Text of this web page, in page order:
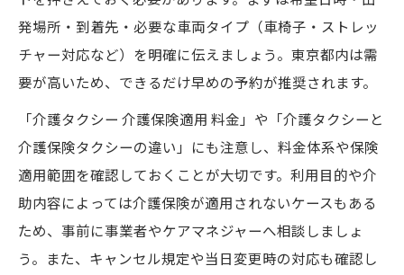
発場所・到着先・必要な車両タイプ（車椅子・ストレッ
チャー対応など）を明確に伝えましょう。東京都内は需
要が高いため、できるだけ早めの予約が推奨されます。
「介護タクシー 介護保険適用 料金」や「介護タクシーと
介護保険タクシーの違い」にも注意し、料金体系や保険
適用範囲を確認しておくことが大切です。利用目的や介
助内容によっては介護保険が適用されないケースもある
ため、事前に事業者やケアマネジャーへ相談しましょ
う。また、キャンセル規定や当日変更時の対応も確認し